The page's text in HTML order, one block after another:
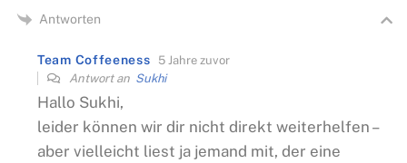
Antworten
Team Coffeeness
5 Jahre zuvor
Antwort an Sukhi
Hallo Sukhi,
leider können wir dir nicht direkt weiterhelfen –
aber vielleicht liest ja jemand mit, der eine